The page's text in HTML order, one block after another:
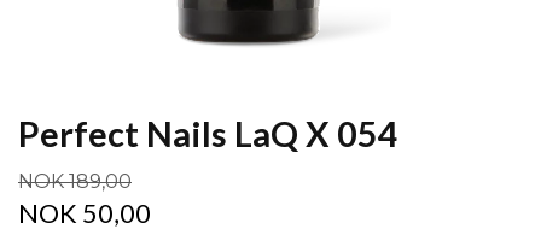
Perfect Nails LaQ X 054
NOK 189,00
NOK 50,00